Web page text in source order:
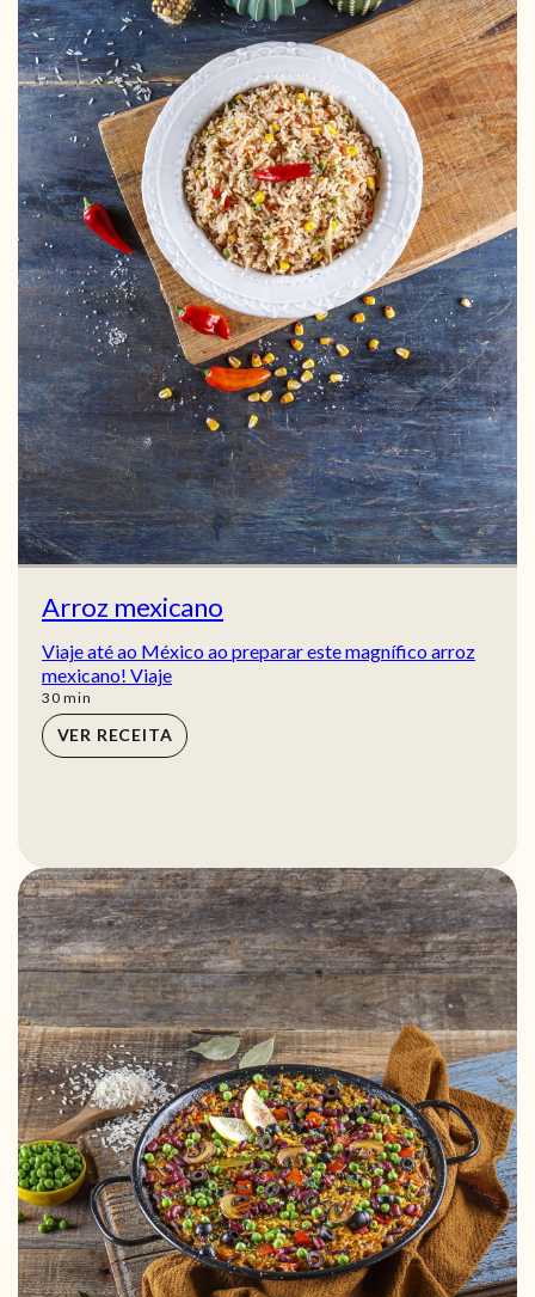
Arroz mexicano
Viaje até ao México ao preparar este magnífico arroz
mexicano! Viaje
30min
min
VER RECEITA